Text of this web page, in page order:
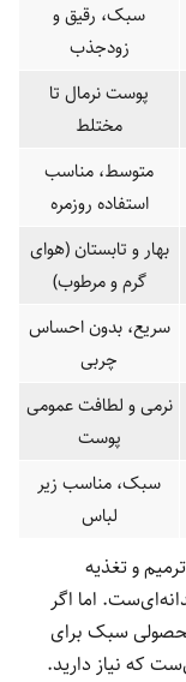
سبک، رقیق و
زودجذب
پوست نرمال تا
مختلط
متوسط، مناسب
استفاده روزمره
بهار و تابستان (هوای
گرم و مرطوب)
سریع، بدون احساس
چربی
نرمی و لطافت عمومی
پوست
سبک، مناسب زیر
لباس
و تغذیه
اما اگر
سبک برای
که نیاز دارید.